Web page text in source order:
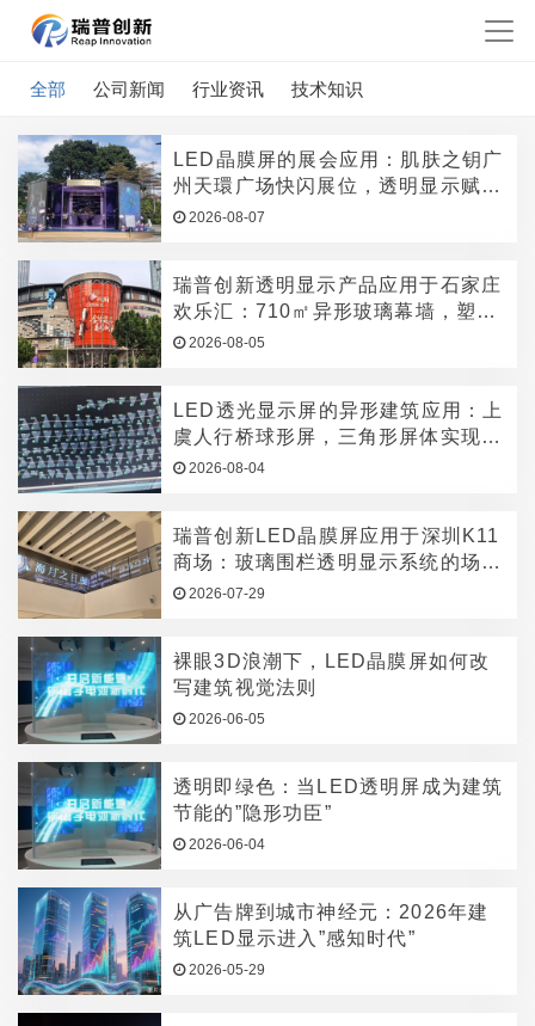
全部 公司新闻 行业资讯 技术知识
LED晶膜屏的展会应用：肌肤之钥广
州天環广场快闪展位，透明显示赋能
高端美妆品牌体验
2026-08-07
瑞普创新透明显示产品应用于石家庄
欢乐汇：710㎡异形玻璃幕墙，塑造
城市品牌封面
2026-08-05
LED透光显示屏的异形建筑应用：上
虞人行桥球形屏，三角形屏体实现全
景显示
2026-08-04
瑞普创新LED晶膜屏应用于深圳K11
商场：玻璃围栏透明显示系统的场景
价值与技术实现
2026-07-29
裸眼3D浪潮下，LED晶膜屏如何改
写建筑视觉法则
2026-06-05
透明即绿色：当LED透明屏成为建筑
节能的”隐形功臣”
2026-06-04
从广告牌到城市神经元：2026年建
筑LED显示进入”感知时代”
2026-05-29